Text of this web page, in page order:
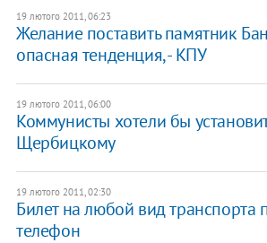
19 лютого 2011, 06:23
Желание поставить памятник
опасная тенденция, - КПУ
19 лютого 2011, 06:00
Коммунисты хотели бы
Щербицкому
19 лютого 2011, 02:30
Билет на любой вид транспорта
телефон